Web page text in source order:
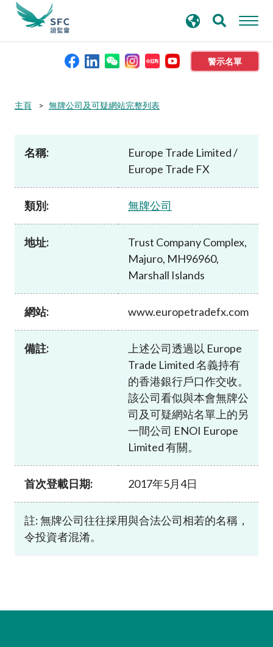
警示名單
本會簡介
資料庫
新聞稿及公布
尋
主頁 無牌公司及可疑網站完整列表
名稱:
Europe Trade Limited /
Europe Trade FX
類別: 無牌公司
地址:
Trust Company Complex,
Majuro, MH96960,
Marshall Islands
網站: www.europetradefx.com
備註:
上述公司透過以 Europe
Trade Limited 名義持有
的香港銀行戶口作交收。
該公司看似與本會無牌公
司及可疑網站名單上的另
一間公司 ENOI Europe
Limited 有關。
首次登載日期: 2017年5月4日
註: 無牌公司往往採用與合法公司相若的名稱，
令投資者混淆。